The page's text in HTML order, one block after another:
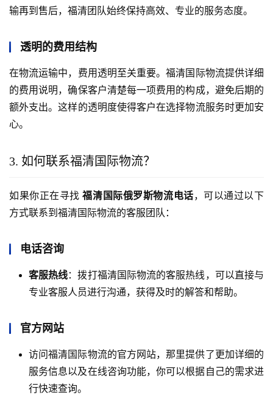
输再到售后，福清团队始终保持高效、专业的服务态度。
透明的费用结构
在物流运输中，费用透明至关重要。福清国际物流提供详细
的费用说明，确保客户清楚每一项费用的构成，避免后期的
额外支出。这样的透明度使得客户在选择物流服务时更加安
心。
3. 如何联系福清国际物流？
如果你正在寻找 福清国际俄罗斯物流电话，可以通过以下
方式联系到福清国际物流的客服团队：
电话咨询
客服热线：拨打福清国际物流的客服热线，可以直接与
专业客服人员进行沟通，获得及时的解答和帮助。
官方网站
访问福清国际物流的官方网站，那里提供了更加详细的
服务信息以及在线咨询功能，你可以根据自己的需求进
行快速查询。